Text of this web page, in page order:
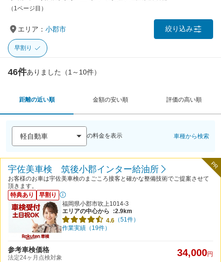
（1ページ目）
エリア： 小郡市 絞り込み
早割り
46件ありました（1～10件）
距離の近い順 金額の安い順 評価の高い順
の料金を表示 車種から検索
PR
宇佐美車検 筑後小郡インター給油所
お客様のお車は宇佐美車検のまごころ接客と確かな整備技術でご提案させて
頂きます。
特典あり
早割り
福岡県小郡市吹上1014-3
エリアの中心から
:2.9km
4.6 （51件）
作業実績（19件）
参考車検価格
法定24ヶ月点検対象 34,000円